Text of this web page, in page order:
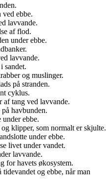
ved ebbe.
lavvande.
af flod.
under ebbe.
lavvande.
sandet.
og muslinger.
på stranden.
cyklus.
af tang ved lavvande.
havbunden.
under ebbe.
klipper, som normalt er skjulte.
under ebbe.
livet under vandet.
lavvande.
for havets økosystem.
og ebbe, når man